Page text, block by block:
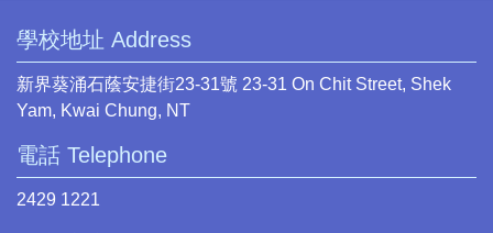
學校地址 Address
新界葵涌石蔭安捷街23-31號 23-31 On Chit Street, Shek
Yam, Kwai Chung, NT
電話 Telephone
2429 1221